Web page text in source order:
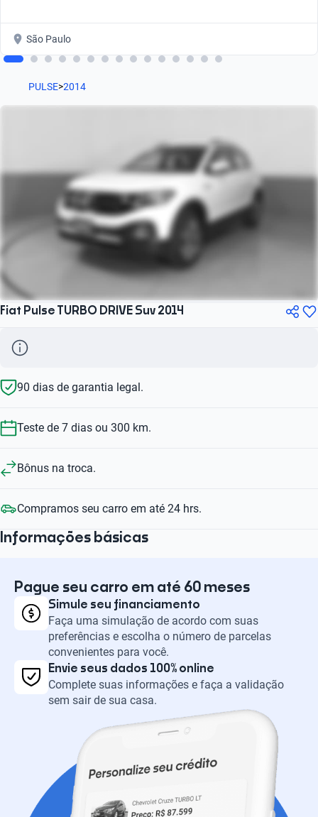
São Paulo
PULSE>2014
Fiat Pulse TURBO DRIVE Suv 2014
90 dias de garantia legal.
Teste de 7 dias ou 300 km.
Bônus na troca.
Compramos seu carro em até 24 hrs.
Informações básicas
Pague seu carro em até 60 meses
Simule seu financiamento
Faça uma simulação de acordo com suas
preferências e escolha o número de parcelas
convenientes para você.
Envie seus dados 100% online
Complete suas informações e faça a validação
sem sair de sua casa.